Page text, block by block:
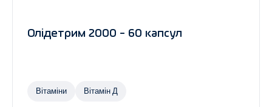
Олідетрим 2000 - 60 капсул
Вітаміни Вітамін Д